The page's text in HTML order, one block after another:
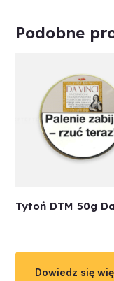
Podobne
Tytoń DTM 50g
Dowiedz się